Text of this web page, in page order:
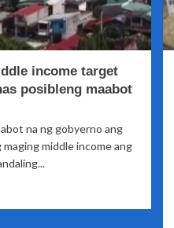
income target
posibleng maabot
na ng gobyerno ang
middle income ang